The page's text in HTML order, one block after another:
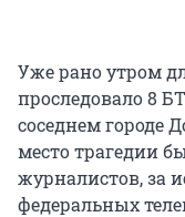
Уже рано утром
проследовало 8
соседнем городе
место трагедии
журналистов, за
федеральных